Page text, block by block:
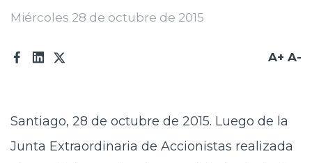
Acceso trabajadores/as
Miércoles 28 de octubre de 2015
A+ A-
Santiago, 28 de octubre de 2015. Luego de la
Junta Extraordinaria de Accionistas realizada